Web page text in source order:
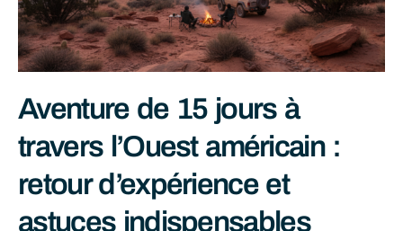
Aventure de 15 jours à
travers l’Ouest américain :
retour d’expérience et
astuces indispensables